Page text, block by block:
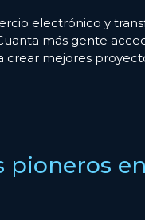
electrónico y
más gente
crear mejores
pioneros